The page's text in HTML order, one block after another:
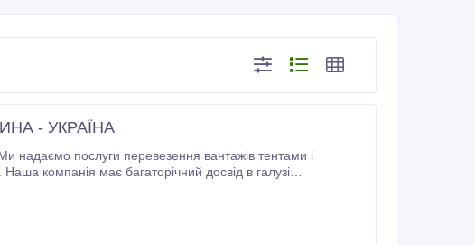
- УКРАЇНА
компанія має багаторічний досвід в галузі